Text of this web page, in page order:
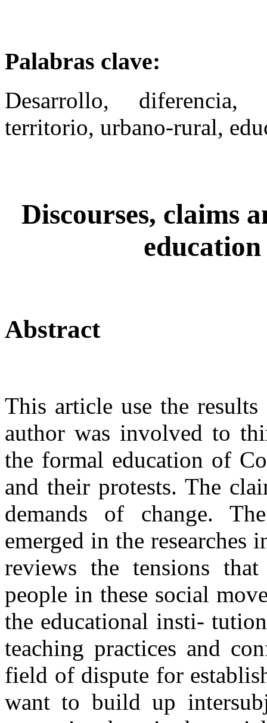
Palabras clave:
Desarrollo, diferencia,
territorio, urbano-rural,
Discourses, claims
Abstract
This article use the
author was involved to
the formal education of
and their protests. The
demands of change.
emerged in the
reviews the tensions
people in these social
the educational insti-
teaching practices and
field of dispute for
want to build up